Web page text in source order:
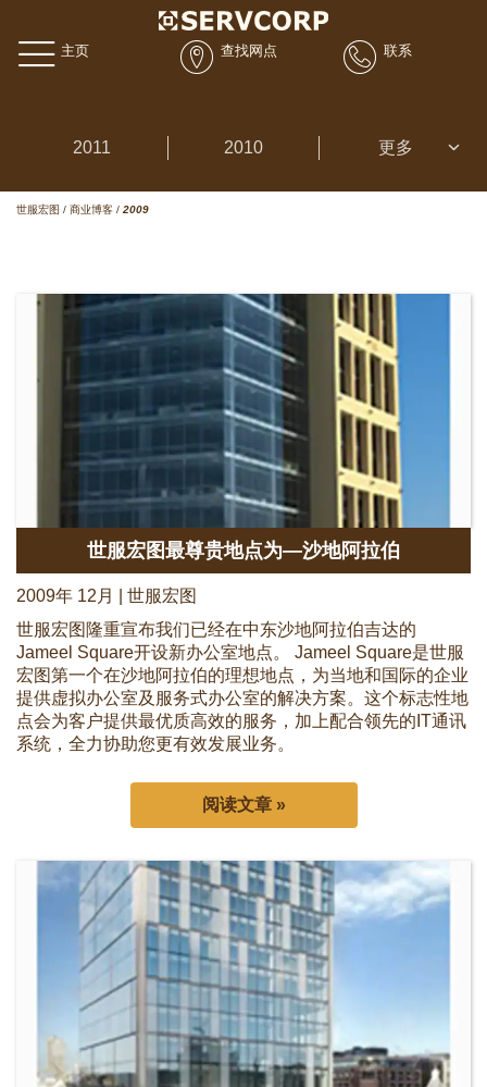
主页 查找网点 联系
2011 2010 更多
世服宏图 / 商业博客 / 2009
世服宏图最尊贵地点为—沙地阿拉伯
2009年 12月 | 世服宏图
世服宏图隆重宣布我们已经在中东沙地阿拉伯吉达的
Jameel Square开设新办公室地点。 Jameel Square是世服
宏图第一个在沙地阿拉伯的理想地点，为当地和国际的企业
提供虚拟办公室及服务式办公室的解决方案。这个标志性地
点会为客户提供最优质高效的服务，加上配合领先的IT通讯
系统，全力协助您更有效发展业务。
阅读文章 »